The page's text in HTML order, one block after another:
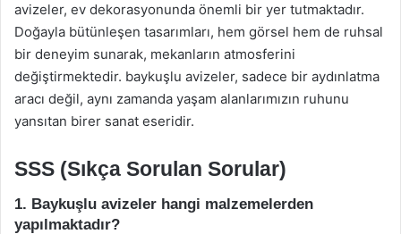
avizeler, ev dekorasyonunda önemli bir yer tutmaktadır.
Doğayla bütünleşen tasarımları, hem görsel hem de ruhsal
bir deneyim sunarak, mekanların atmosferini
değiştirmektedir. baykuşlu avizeler, sadece bir aydınlatma
aracı değil, aynı zamanda yaşam alanlarımızın ruhunu
yansıtan birer sanat eseridir.
SSS (Sıkça Sorulan Sorular)
1. Baykuşlu avizeler hangi malzemelerden
yapılmaktadır?